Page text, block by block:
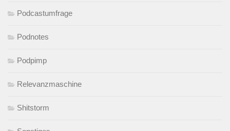
Podcastumfrage
Podnotes
Podpimp
Relevanzmaschine
Shitstorm